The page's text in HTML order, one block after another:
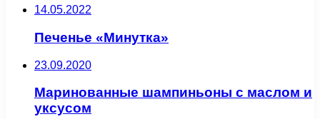
14.05.2022
Печенье «Минутка»
23.09.2020
Маринованные шампиньоны с маслом и
уксусом